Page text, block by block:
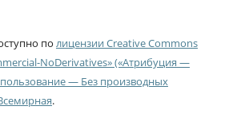
по лицензии Creative Commons
NoDerivatives» («Атрибуция —
— Без производных
.